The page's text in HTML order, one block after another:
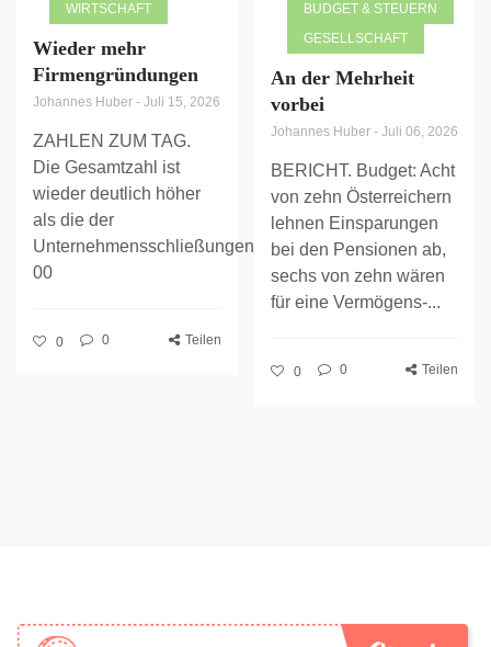
WIRTSCHAFT
Wieder mehr
Firmengründungen
Johannes Huber - Juli 15, 2026
ZAHLEN ZUM TAG.
Die Gesamtzahl ist
wieder deutlich höher
als die der
Unternehmensschließungen.
00
0 0 Teilen
BUDGET & STEUERN
GESELLSCHAFT
An der Mehrheit
vorbei
Johannes Huber - Juli 06, 2026
BERICHT. Budget: Acht
von zehn Österreichern
lehnen Einsparungen
bei den Pensionen ab,
sechs von zehn wären
für eine Vermögens-...
0 0 Teilen